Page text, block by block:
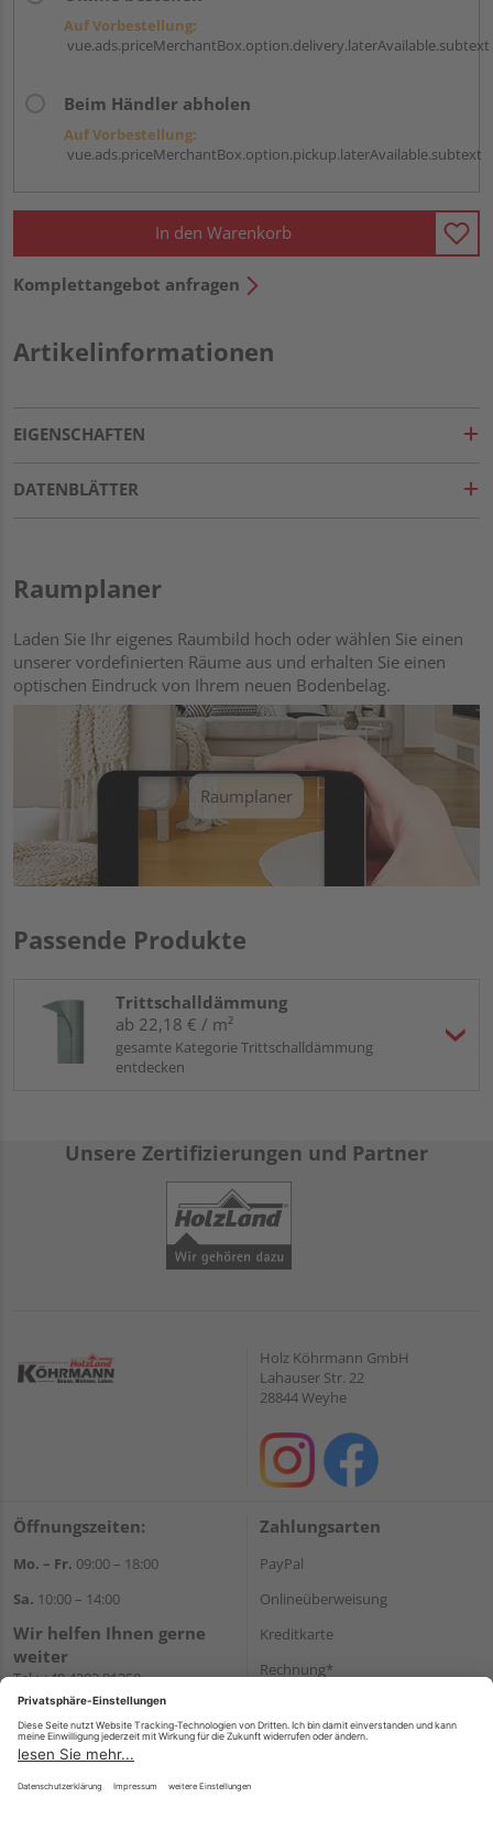
Auf Vorbestellung:
vue.ads.priceMerchantBox.option.delivery.laterAvailable.subtext
Beim Händler abholen
Auf Vorbestellung:
vue.ads.priceMerchantBox.option.pickup.laterAvailable.subtext
In den Warenkorb
Komplettangebot anfragen
Artikelinformationen
EIGENSCHAFTEN
DATENBLÄTTER
Raumplaner
Laden Sie Ihr eigenes Raumbild hoch oder wählen Sie einen
unserer vordefinierten Räume aus und erhalten Sie einen
optischen Eindruck von Ihrem neuen Bodenbelag.
Raumplaner
Passende Produkte
Trittschalldämmung
ab 22,18 € / m²
gesamte Kategorie Trittschalldämmung
entdecken
Unsere Zertifizierungen und Partner
Holz Köhrmann GmbH
Lahauser Str. 22
28844 Weyhe
Öffnungszeiten:
Mo. – Fr. 09:00 – 18:00
Sa. 10:00 – 14:00
Wir helfen Ihnen gerne
weiter
Tel.:+49 4203 81350
E-Mail:shop@holz-
koehrmann.de
Zahlungsarten
PayPal
Onlineüberweisung
Kreditkarte
Rechnung*
Versand